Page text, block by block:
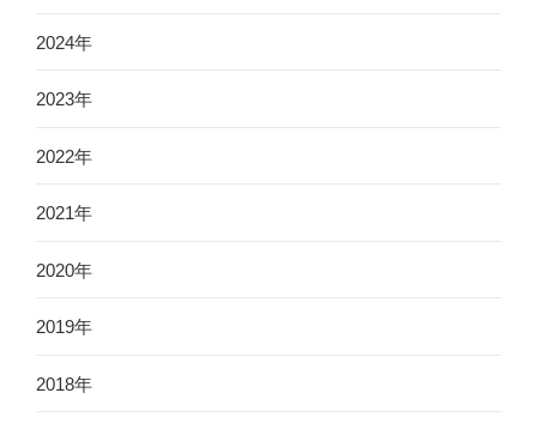
2024年
2023年
2022年
2021年
2020年
2019年
2018年